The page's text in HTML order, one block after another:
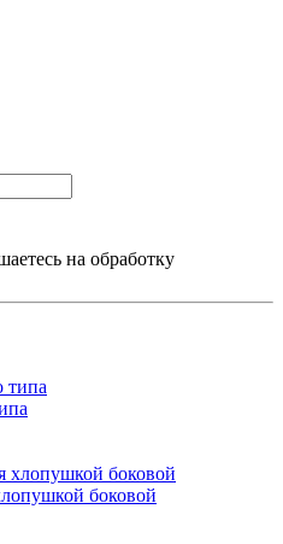
на обработку
боковой